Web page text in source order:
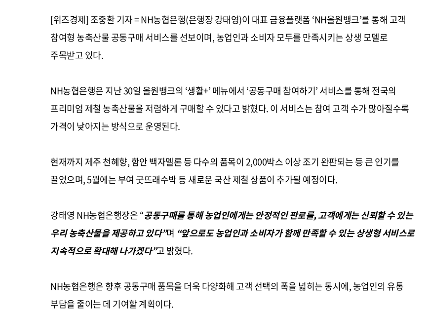
[위즈경제] 조중환 기자 = NH농협은행(은행장 강태영)이 대표 금융플랫폼 ‘NH올원뱅크’를 통해 고객
참여형 농축산물 공동구매 서비스를 선보이며, 농업인과 소비자 모두를 만족시키는 상생 모델로
주목받고 있다.
NH농협은행은 지난 30일 올원뱅크의 ‘생활+’ 메뉴에서 ‘공동구매 참여하기’ 서비스를 통해 전국의
프리미엄 제철 농축산물을 저렴하게 구매할 수 있다고 밝혔다. 이 서비스는 참여 고객 수가 많아질수록
가격이 낮아지는 방식으로 운영된다.
현재까지 제주 천혜향, 함안 백자멜론 등 다수의 품목이 2,000박스 이상 조기 완판되는 등 큰 인기를
끌었으며, 5월에는 부여 굿뜨래수박 등 새로운 국산 제철 상품이 추가될 예정이다.
강태영 NH농협은행장은 “공동구매를 통해 농업인에게는 안정적인 판로를, 고객에게는 신뢰할 수 있는
우리 농축산물을 제공하고 있다”며 “앞으로도 농업인과 소비자가 함께 만족할 수 있는 상생형 서비스로
지속적으로 확대해 나가겠다”고 밝혔다.
NH농협은행은 향후 공동구매 품목을 더욱 다양화해 고객 선택의 폭을 넓히는 동시에, 농업인의 유통
부담을 줄이는 데 기여할 계획이다.